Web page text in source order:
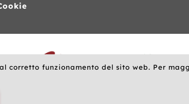
corretto funzionamento del sito web. Per